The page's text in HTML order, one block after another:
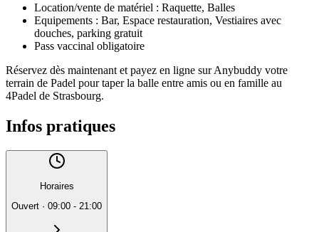
Location/vente de matériel : Raquette, Balles
Equipements : Bar, Espace restauration, Vestiaires avec
douches, parking gratuit
Pass vaccinal obligatoire
Réservez dès maintenant et payez en ligne sur Anybuddy votre
terrain de Padel pour taper la balle entre amis ou en famille au
4Padel de Strasbourg.
Infos pratiques
Horaires
Ouvert · 09:00 - 21:00